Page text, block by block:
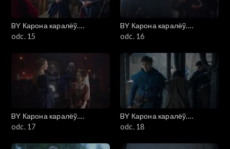
BY Карона каралёў.
Ягелоны (Korona królów.
odc. 15
BY Карона каралёў.
Ягелоны (Korona królów.
odc. 16
BY Карона каралёў.
Ягелоны (Korona królów.
odc. 17
BY Карона каралёў.
Ягелоны (Korona królów.
odc. 18